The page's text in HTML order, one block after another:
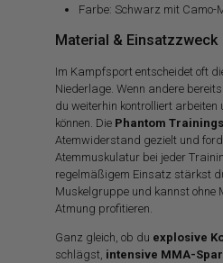
Farbe: Schwarz mit Camo-
Material & Einsatzzweck
Im Kampfsport entscheidet oft
Niederlage. Wenn andere
du weiterhin kontrolliert
können. Die Phantom
Atemwiderstand gezielt und
Atemmuskulatur bei jeder
regelmäßigem Einsatz stärkst
Muskelgruppe und kannst ohne
Atmung profitieren.
Ganz gleich, ob du explosive
schlägst, intensive MMA-